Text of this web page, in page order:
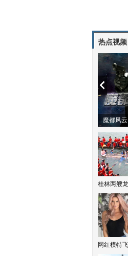
热点视频
魔都风
桂林两艘
网红模特